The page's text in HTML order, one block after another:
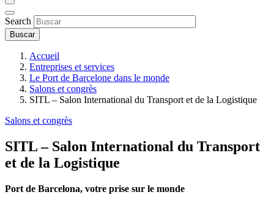
Search
Accueil
Entreprises et services
Le Port de Barcelone dans le monde
Salons et congrès
SITL – Salon International du Transport et de la Logistique
Salons et congrès
SITL – Salon International du Transport
et de la Logistique
Port de Barcelona, votre prise sur le monde